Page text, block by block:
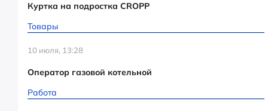
Куртка на подростка CROPP
Товары
10 июля, 13:28
Оператор газовой котельной
Работа